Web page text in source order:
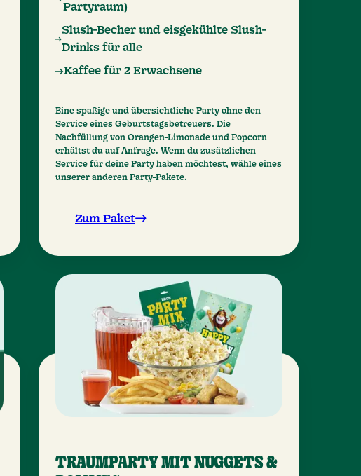
Partyraum)
Slush-Becher und eisgekühlte Slush-
Drinks für alle
Kaffee für 2 Erwachsene
Eine spaßige und übersichtliche Party ohne den
Service eines Geburtstagsbetreuers. Die
Nachfüllung von Orangen-Limonade und Popcorn
erhältst du auf Anfrage. Wenn du zusätzlichen
Service für deine Party haben möchtest, wähle eines
unserer anderen Party-Pakete.
Zum Paket
TRAUMPARTY MIT NUGGETS &